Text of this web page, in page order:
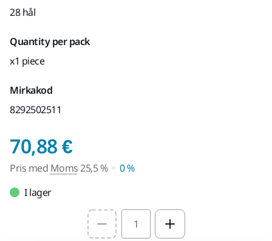
28 hål
Quantity per pack
x1 piece
Mirkakod
8292502511
70,88 €Pris med Moms 25,5
Pris med Moms25,5 %
0 %
I lager
Select quantity value